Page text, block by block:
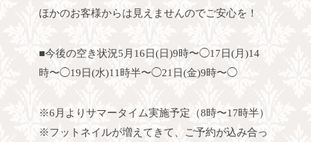
ほかのお客様からは見えませんのでご安心を！
■今後の空き状況5月 16日(日)9時〜◯17日(月)14
時〜◯19日(水)11時半〜◯21日(金)9時〜◯
※6月よりサマータイム実施予定（8時〜17時半）
※フットネイルが増えてきて、ご予約が込み合っ